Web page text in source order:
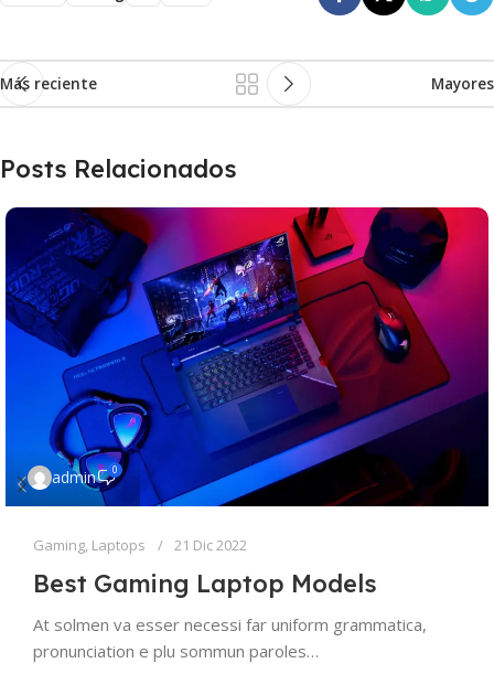
Más reciente Mayores
Posts Relacionados
admin 0
Gaming, Laptops 21 Dic 2022
Best Gaming Laptop Models
At solmen va esser necessi far uniform grammatica,
pronunciation e plu sommun paroles…